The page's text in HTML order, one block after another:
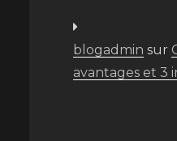
blogadmin sur
avantages et 3